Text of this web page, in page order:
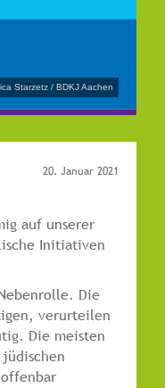
Starzetz / BDKJ Aachen
20. Januar 2021
auf unserer
Initiativen
Die
verurteilen
Die meisten